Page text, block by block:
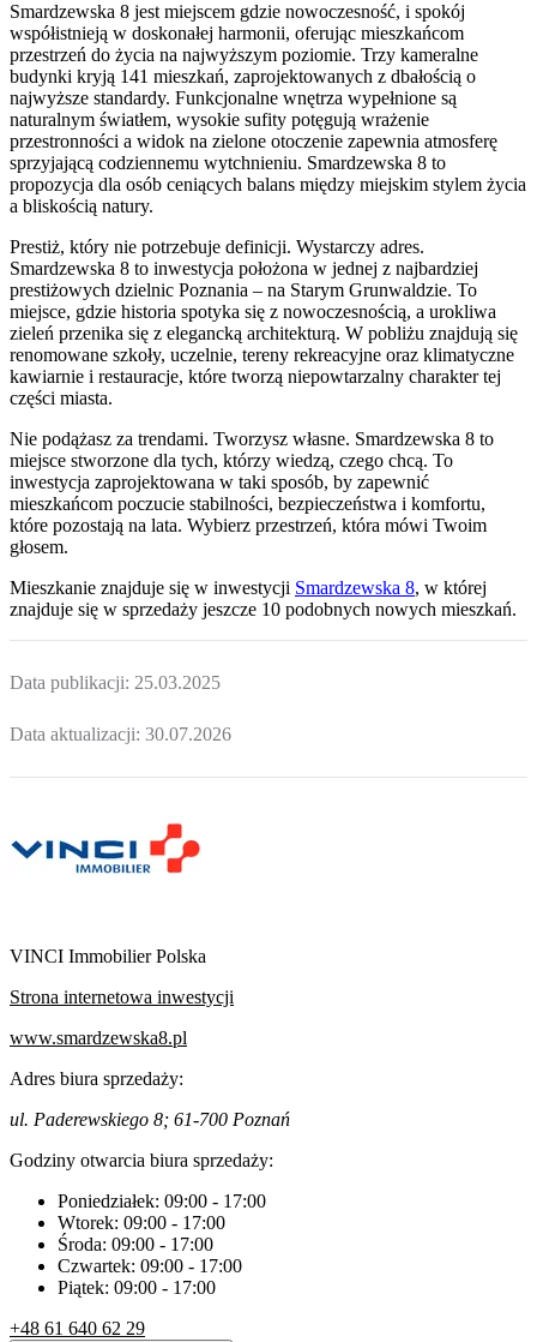
Smardzewska 8 jest miejscem gdzie nowoczesność, i spokój
współistnieją w doskonałej harmonii, oferując mieszkańcom
przestrzeń do życia na najwyższym poziomie. Trzy kameralne
budynki kryją 141 mieszkań, zaprojektowanych z dbałością o
najwyższe standardy. Funkcjonalne wnętrza wypełnione są
naturalnym światłem, wysokie sufity potęgują wrażenie
przestronności a widok na zielone otoczenie zapewnia atmosferę
sprzyjającą codziennemu wytchnieniu. Smardzewska 8 to
propozycja dla osób ceniących balans między miejskim stylem życia
a bliskością natury.
Prestiż, który nie potrzebuje definicji. Wystarczy adres.
Smardzewska 8 to inwestycja położona w jednej z najbardziej
prestiżowych dzielnic Poznania – na Starym Grunwaldzie. To
miejsce, gdzie historia spotyka się z nowoczesnością, a urokliwa
zieleń przenika się z elegancką architekturą. W pobliżu znajdują się
renomowane szkoły, uczelnie, tereny rekreacyjne oraz klimatyczne
kawiarnie i restauracje, które tworzą niepowtarzalny charakter tej
części miasta.
Nie podążasz za trendami. Tworzysz własne. Smardzewska 8 to
miejsce stworzone dla tych, którzy wiedzą, czego chcą. To
inwestycja zaprojektowana w taki sposób, by zapewnić
mieszkańcom poczucie stabilności, bezpieczeństwa i komfortu,
które pozostają na lata. Wybierz przestrzeń, która mówi Twoim
głosem.
Mieszkanie znajduje się w inwestycji Smardzewska 8, w której
znajduje się w sprzedaży jeszcze 10 podobnych nowych mieszkań.
Data publikacji: 25.03.2025
Data aktualizacji: 30.07.2026
VINCI Immobilier Polska
Strona internetowa inwestycji
www.smardzewska8.pl
Adres biura sprzedaży:
ul. Paderewskiego 8; 61-700 Poznań
Godziny otwarcia biura sprzedaży:
Poniedziałek: 09:00 - 17:00
Wtorek: 09:00 - 17:00
Środa: 09:00 - 17:00
Czwartek: 09:00 - 17:00
Piątek: 09:00 - 17:00
+48 61 640 62 29